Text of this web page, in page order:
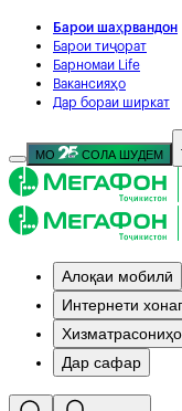
Барои шаҳрвандон
Барои тиҷорат
Барномаи Life
Вакансияҳо
Дар бораи ширкат
МО СОЛА ШУДЕМ
Алоқаи мобилӣ
Интернети
Дар сафар